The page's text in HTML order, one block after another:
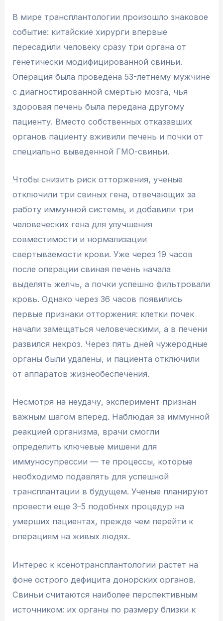
В мире трансплантологии произошло знаковое
событие: китайские хирурги впервые
пересадили человеку сразу три органа от
генетически модифицированной свиньи.
Операция была проведена 53-летнему мужчине
с диагностированной смертью мозга, чья
здоровая печень была передана другому
пациенту. Вместо собственных отказавших
органов пациенту вживили печень и почки от
специально выведенной ГМО-свиньи.
Чтобы снизить риск отторжения, ученые
отключили три свиных гена, отвечающих за
работу иммунной системы, и добавили три
человеческих гена для улучшения
совместимости и нормализации
свертываемости крови. Уже через 19 часов
после операции свиная печень начала
выделять желчь, а почки успешно фильтровали
кровь. Однако через 36 часов появились
первые признаки отторжения: клетки почек
начали замещаться человеческими, а в печени
развился некроз. Через пять дней чужеродные
органы были удалены, и пациента отключили
от аппаратов жизнеобеспечения.
Несмотря на неудачу, эксперимент признан
важным шагом вперед. Наблюдая за иммунной
реакцией организма, врачи смогли
определить ключевые мишени для
иммуносупрессии — те процессы, которые
необходимо подавлять для успешной
трансплантации в будущем. Ученые планируют
провести еще 3–5 подобных процедур на
умерших пациентах, прежде чем перейти к
операциям на живых людях.
Интерес к ксенотрансплантологии растет на
фоне острого дефицита донорских органов.
Свиньи считаются наиболее перспективным
источником: их органы по размеру близки к